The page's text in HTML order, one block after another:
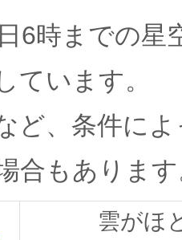
6時までの星
ています。
ど、条件に
合もありま
雲がほ